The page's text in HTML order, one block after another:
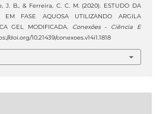
J. B., & Ferreira, C. C. M. (2020). ESTUDO DA
EM FASE AQUOSA UTILIZANDO ARGILA
GEL MODIFICADA.
Conexões - Ciência E
doi.org/10.21439/conexoes.v14i1.1818